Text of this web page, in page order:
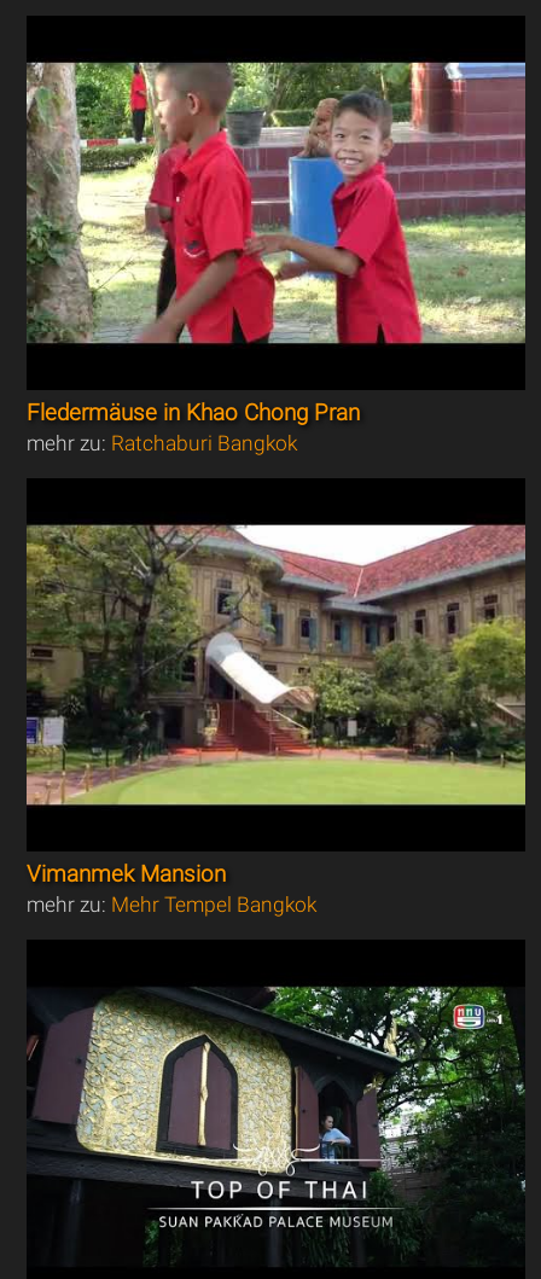
Fledermäuse in Khao Chong Pran
mehr zu: Ratchaburi Bangkok
Vimanmek Mansion
mehr zu: Mehr Tempel Bangkok